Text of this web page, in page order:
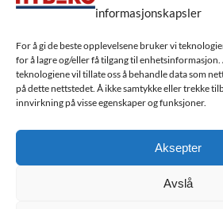
informasjonskapsler
For å gi de beste opplevelsene bruker vi
for å lagre og/eller få tilgang til enhetsinformasjon.
teknologiene vil tillate oss å behandle data som
på dette nettstedet. Å ikke samtykke eller trekke
innvirkning på visse egenskaper og funksjoner.
Aksepter
Avslå
Likestillingsredgjørelse
Personvernerklæring
Salgsbetingelser